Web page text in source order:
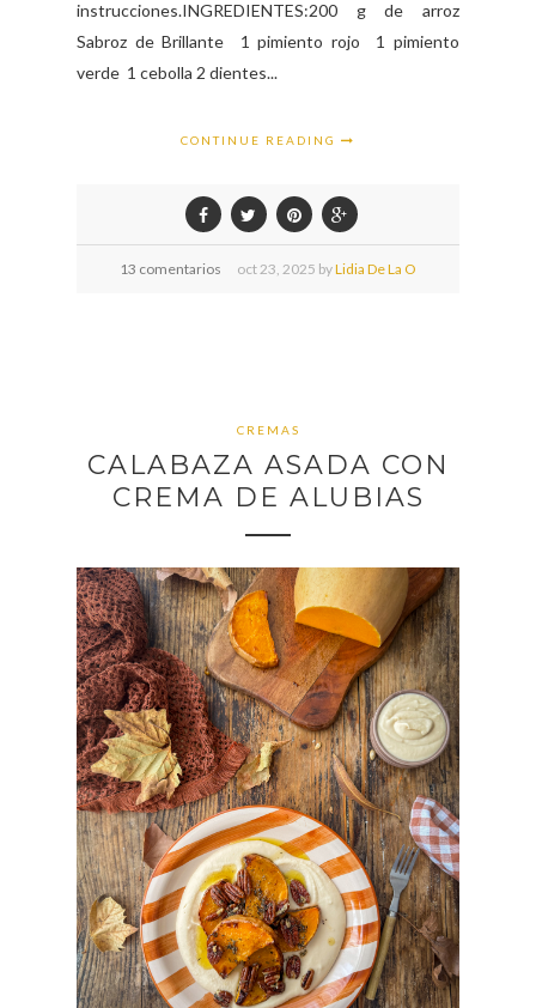
instrucciones.INGREDIENTES:200 g de arroz
Sabroz de Brillante 1 pimiento rojo 1 pimiento
verde 1 cebolla 2 dientes...
CONTINUE READING
13 comentarios oct 23, 2025 byLidia De La O
CREMAS
CALABAZA ASADA CON
CREMA DE ALUBIAS